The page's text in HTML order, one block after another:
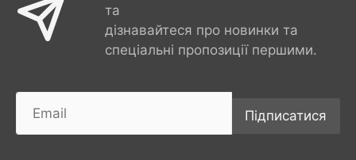
та
дізнавайтеся про новинки та
спеціальні пропозиції першими.
Підписатися